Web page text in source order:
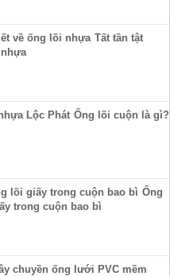
Tất tần tật
Ống lõi cuộn là gì?
Ống
trong cuộn bao bì
chuyền ống lưới PVC mềm